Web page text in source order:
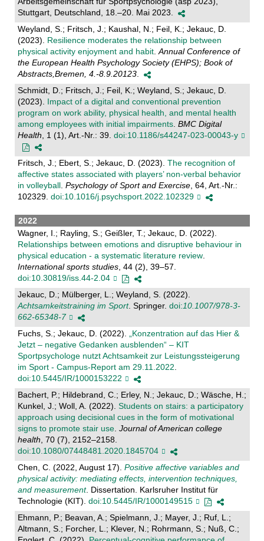
Stuttgart, Deutschland, 18.–20. Mai 2023.
Weyland, S.; Fritsch, J.; Kaushal, N.; Feil, K.; Jekauc, D.
(2023). Resilience moderates the relationship between
physical activity enjoyment and habit.Annual Conference of
the European Health Psychology Society (EHPS); Book of
Abstracts,Bremen, 4.-8.9.20123.
Schmidt, D.; Fritsch, J.; Feil, K.; Weyland, S.; Jekauc, D.
(2023). Impact of a digital and conventional prevention
program on work ability, physical health, and mental health
among employees with initial impairments. BMC Digital
Health, 1 (1), Art.-Nr.: 39. doi:10.1186/s44247-023-00043-y
Fritsch, J.; Ebert, S.; Jekauc, D. (2023). The recognition of
affective states associated with players’ non-verbal behavior
in volleyball. Psychology of Sport and Exercise, 64, Art.-Nr.:
102329. doi:10.1016/j.psychsport.2022.102329
2022
Wagner, I.; Rayling, S.; Geißler, T.; Jekauc, D. (2022).
Relationships between emotions and disruptive behaviour in
physical education - a systematic literature review.
International sports studies, 44 (2), 39–57.
doi:10.30819/iss.44-2.04
Jekauc, D.; Mülberger, L.; Weyland, S. (2022).
Achtsamkeitstraining im Sport. Springer. doi:10.1007/978-3-
662-65348-7
Fuchs, S.; Jekauc, D. (2022). „Konzentration auf das Hier &
Jetzt – negative Gedanken ausblenden“ – KIT
Sportpsychologe nutzt Achtsamkeit zur Leistungssteigerung
im Sport - Campus-Report am 29.11.2022.
doi:10.5445/IR/1000153222
Bachert, P.; Hildebrand, C.; Erley, N.; Jekauc, D.; Wäsche, H.;
Kunkel, J.; Woll, A. (2022). Students on stairs: a participatory
approach using decisional cues in the form of motivational
signs to promote stair use. Journal of American college
health, 70 (7), 2152–2158.
doi:10.1080/07448481.2020.1845704
Chen, C. (2022, August 17). Positive affective variables and
physical activity: mediating effects, intervention techniques,
and measurement. Dissertation. Karlsruher Institut für
Technologie (KIT). doi:10.5445/IR/1000149515
Ehmann, P.; Beavan, A.; Spielmann, J.; Mayer, J.; Ruf, L.;
Altmann, S.; Forcher, L.; Klever, N.; Rohrmann, S.; Nuß, C.;